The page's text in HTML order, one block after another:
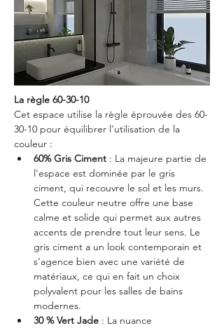
La règle 60-30-10
Cet espace utilise la règle éprouvée des 60-
30-10 pour équilibrer l'utilisation de la
couleur :
60% Gris Ciment : La majeure partie de
l'espace est dominée par le gris
ciment, qui recouvre le sol et les murs.
Cette couleur neutre offre une base
calme et solide qui permet aux autres
accents de prendre tout leur sens. Le
gris ciment a un look contemporain et
s’agence bien avec une variété de
matériaux, ce qui en fait un choix
polyvalent pour les salles de bains
modernes.
30 % Vert Jade : La nuance